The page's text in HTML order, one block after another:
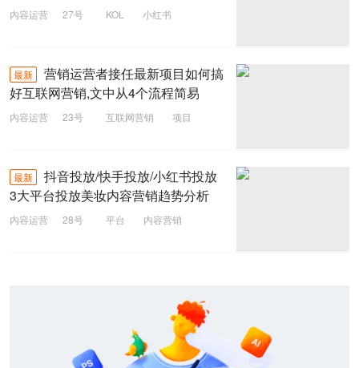
内容运营 27号 KOL
小红书
最新
营销运营者接任最新项目如何搞
好互联网营销,文中从4个流程简易
内容运营 23号 互联网营销
项目
最新
抖音投放/快手投放/小红书投放
3大平台投放美妆内容营销趋势分析
内容运营 28号 平台
内容营销